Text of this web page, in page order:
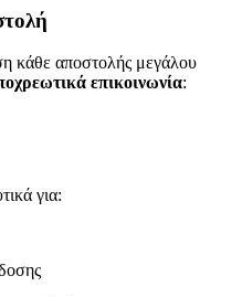
κάθε αποστολής μεγάλου
επικοινωνία:
για: